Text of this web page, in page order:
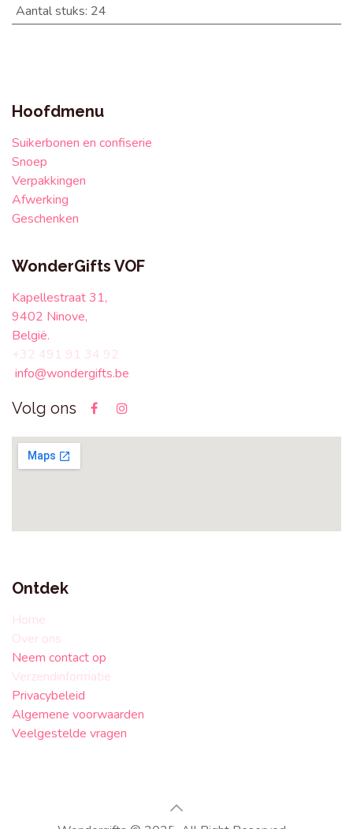
Aantal stuks: 24
Hoofdmenu
Suikerbonen en confiserie
Snoep
Verpakkingen
Afwerking
Geschenken
WonderGifts VOF
Kapellestraat 31,
9402 Ninove,
België.
+32 491 91 34 92
info@wondergifts.be
Volg ons
Ontdek
Home
Over ons
Neem contact op
Verzendinformatie
Privacybeleid
Algemene voorwaarden
Veelgestelde vragen